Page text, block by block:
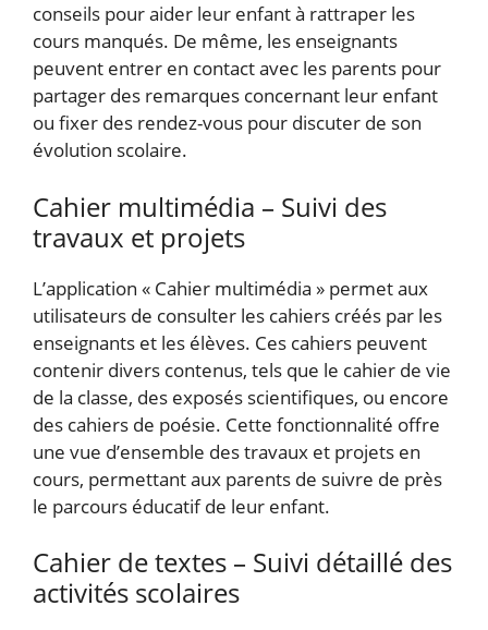
conseils pour aider leur enfant à rattraper les
cours manqués. De même, les enseignants
peuvent entrer en contact avec les parents pour
partager des remarques concernant leur enfant
ou fixer des rendez-vous pour discuter de son
évolution scolaire.
Cahier multimédia – Suivi des
travaux et projets
L’application « Cahier multimédia » permet aux
utilisateurs de consulter les cahiers créés par les
enseignants et les élèves. Ces cahiers peuvent
contenir divers contenus, tels que le cahier de vie
de la classe, des exposés scientifiques, ou encore
des cahiers de poésie. Cette fonctionnalité offre
une vue d’ensemble des travaux et projets en
cours, permettant aux parents de suivre de près
le parcours éducatif de leur enfant.
Cahier de textes – Suivi détaillé des
activités scolaires